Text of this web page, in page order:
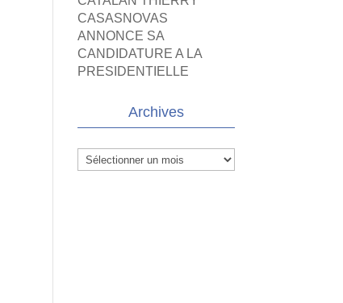
CASASNOVAS
ANNONCE SA
CANDIDATURE A LA
PRESIDENTIELLE
Archives
Archives